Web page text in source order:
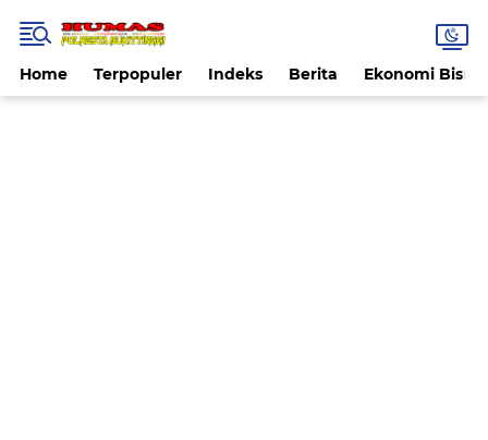
Home Terpopuler Indeks Berita Ekonomi Bisnis